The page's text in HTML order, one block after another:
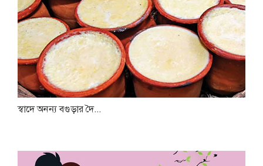
স্বাদে অনন্য বগুড়ার দৈ...